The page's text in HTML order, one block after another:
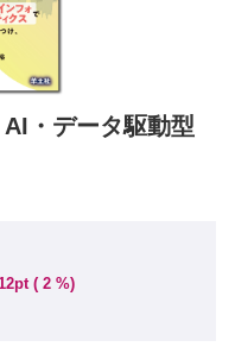
・データ駆動型
( 2 %)